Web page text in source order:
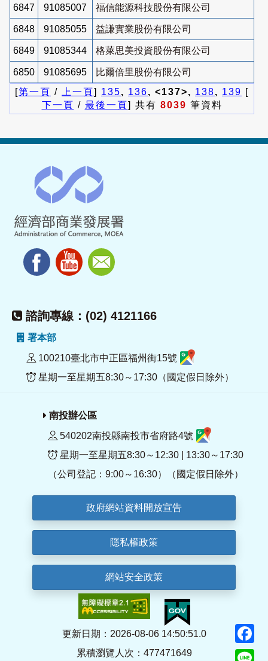
6847 91085007 福信能源科技股份有限公司
6848 91085055 益謙實業股份有限公司
6849 91085344 格萊思美投資股份有限公司
6850 91085695
比爾倍里股份有限公司
[第一頁 / 上一頁] 135, 136, <137>, 138, 139 [
下一頁 / 最後一頁] 共有 8039 筆資料
諮詢專線：(02) 4121166
署本部
100210臺北市中正區福州街15號
星期一至星期五8:30～17:30（國定假日除外）
南投辦公區
540202南投縣南投市省府路4號
星期一至星期五8:30～12:30 | 13:30～17:30
（公司登記：9:00～16:30）（國定假日除外）
政府網站資料開放宣告
隱私權政策
網站安全政策
更新日期：2026-08-06 14:50:51.0
累積瀏覽人次：477471649